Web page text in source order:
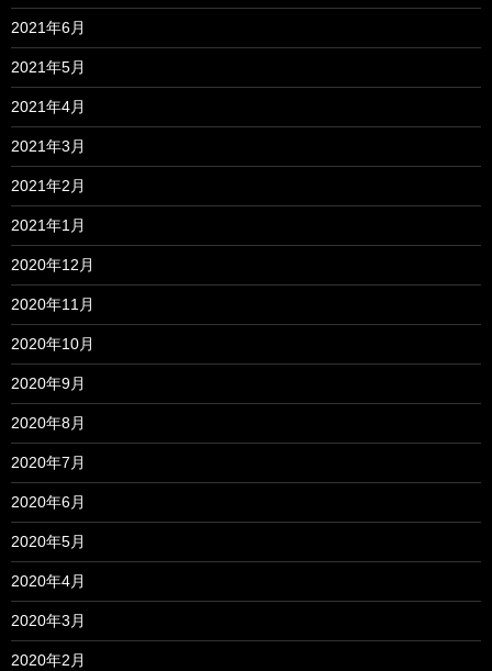
2021年6月
2021年5月
2021年4月
2021年3月
2021年2月
2021年1月
2020年12月
2020年11月
2020年10月
2020年9月
2020年8月
2020年7月
2020年6月
2020年5月
2020年4月
2020年3月
2020年2月